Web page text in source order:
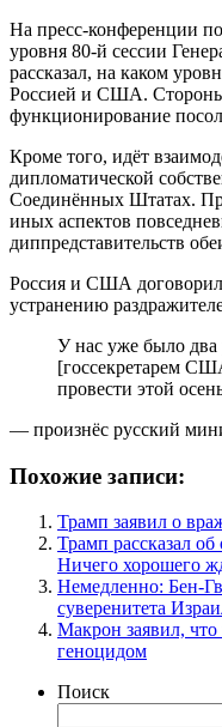
На пресс-конференции
уровня 80-й сессии
рассказал, на каком
Россией и США.
функционирование
Кроме того, идёт
дипломатической
Соединённых Штатах.
иных аспектов
диппредставительств
Россия и США
устранению
У нас уже было два
[госсекретарем
провести этой
— произнёс русский
Похожие записи:
Трамп заявил о
Трамп рассказал
Ничего хорошего
Немедленно: Бен-
суверенитета
Макрон заявил, что
геноцидом
Поиск